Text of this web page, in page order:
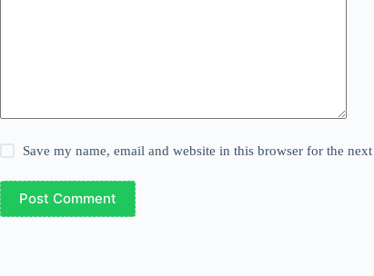
Save my name, email and website in this browser for the
Post Comment